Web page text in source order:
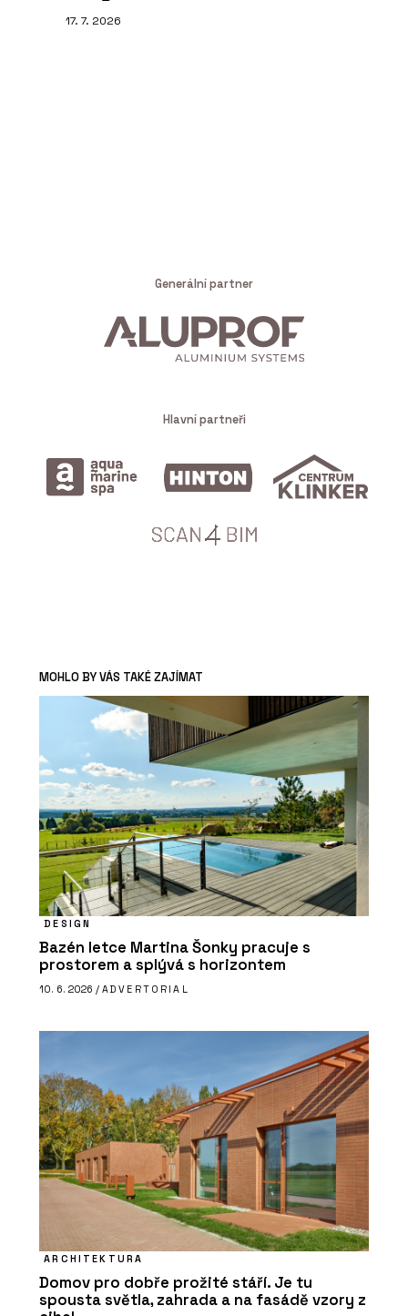
17. 7. 2026
Generální partner
Hlavní partneři
MOHLO BY VÁS TAKÉ ZAJÍMAT
DESIGN
Bazén letce Martina Šonky pracuje s
prostorem a splývá s horizontem
10. 6. 2026 / ADVERTORIAL
ARCHITEKTURA
Domov pro dobře prožité stáří. Je tu
spousta světla, zahrada a na fasádě vzory z